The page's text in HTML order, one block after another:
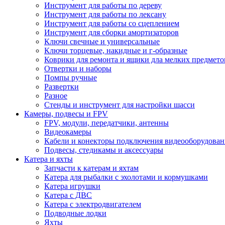
Инструмент для работы по дереву
Инструмент для работы по лексану
Инструмент для работы со сцеплением
Инструмент для сборки амортизаторов
Ключи свечные и универсальные
Ключи торцевые, накидные и г-образные
Коврики для ремонта и ящики дла мелких
Отвертки и наборы
Помпы ручные
Развертки
Разное
Стенды и инструмент для настройки шасси
Камеры, подвесы и FPV
FPV, модули, передатчики, антенны
Видеокамеры
Кабели и конекторы подключения
Подвесы, стедикамы и аксессуары
Катера и яхты
Запчасти к катерам и яхтам
Катера для рыбалки с эхолотами и кормушками
Катера игрушки
Катера с ДВС
Катера с электродвигателем
Подводные лодки
Яхты